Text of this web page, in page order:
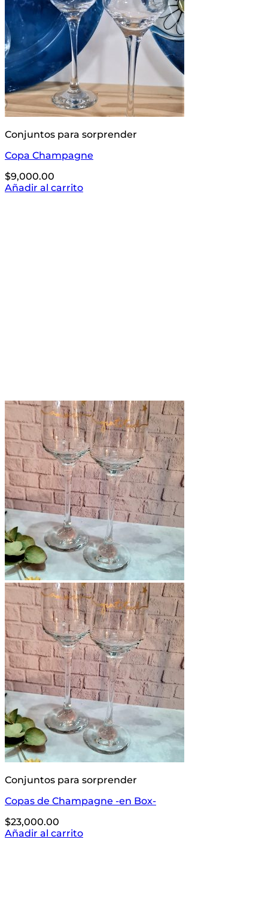
Conjuntos para sorprender
Copa Champagne
$9,000.00
Añadir al carrito
Conjuntos para sorprender
Copas de Champagne -en Box-
$23,000.00
Añadir al carrito